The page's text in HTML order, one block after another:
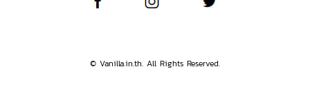
© Vanilla.in.th. All Rights Reserved.